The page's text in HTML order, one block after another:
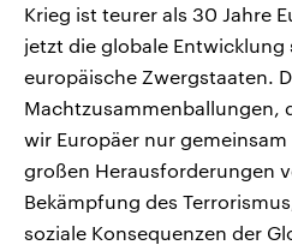
Krieg ist teurer als 30 Jahre
jetzt die globale Entwicklung
europäische Zwergstaaten.
Machtzusammenballungen,
wir Europäer nur
großen Herausforderungen
Bekämpfung des
soziale Konsequenzen der